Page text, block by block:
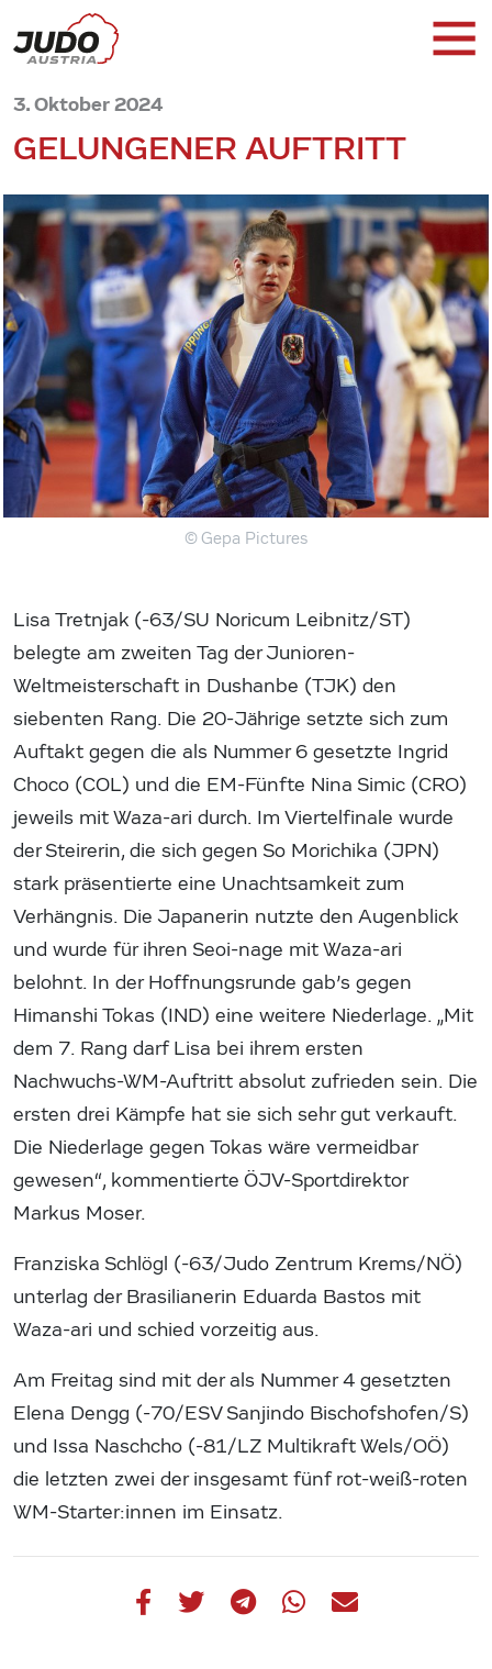
3. Oktober 2024
GELUNGENER AUFTRITT
© Gepa Pictures
Lisa Tretnjak (-63/SU Noricum Leibnitz/ST)
belegte am zweiten Tag der Junioren-
Weltmeisterschaft in Dushanbe (TJK) den
siebenten Rang. Die 20-Jährige setzte sich zum
Auftakt gegen die als Nummer 6 gesetzte Ingrid
Choco (COL) und die EM-Fünfte Nina Simic (CRO)
jeweils mit Waza-ari durch. Im Viertelfinale wurde
der Steirerin, die sich gegen So Morichika (JPN)
stark präsentierte eine Unachtsamkeit zum
Verhängnis. Die Japanerin nutzte den Augenblick
und wurde für ihren Seoi-nage mit Waza-ari
belohnt. In der Hoffnungsrunde gab’s gegen
Himanshi Tokas (IND) eine weitere Niederlage. „Mit
dem 7. Rang darf Lisa bei ihrem ersten
Nachwuchs-WM-Auftritt absolut zufrieden sein. Die
ersten drei Kämpfe hat sie sich sehr gut verkauft.
Die Niederlage gegen Tokas wäre vermeidbar
gewesen“, kommentierte ÖJV-Sportdirektor
Markus Moser.
Franziska Schlögl (-63/Judo Zentrum Krems/NÖ)
unterlag der Brasilianerin Eduarda Bastos mit
Waza-ari und schied vorzeitig aus.
Am Freitag sind mit der als Nummer 4 gesetzten
Elena Dengg (-70/ESV Sanjindo Bischofshofen/S)
und Issa Naschcho (-81/LZ Multikraft Wels/OÖ)
die letzten zwei der insgesamt fünf rot-weiß-roten
WM-Starter:innen im Einsatz.